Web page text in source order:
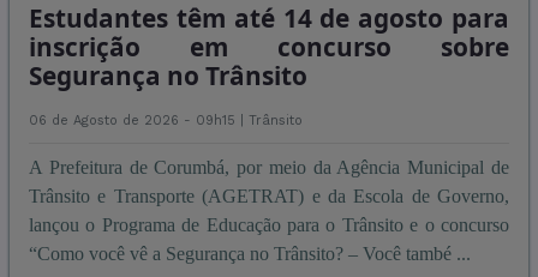
Estudantes têm até 14 de agosto para
inscrição em concurso sobre
Segurança no Trânsito
06 de Agosto de 2026 - 09h15 | Trânsito
A Prefeitura de Corumbá, por meio da Agência Municipal de
Trânsito e Transporte (AGETRAT) e da Escola de Governo,
lançou o Programa de Educação para o Trânsito e o concurso
“Como você vê a Segurança no Trânsito? – Você també ...